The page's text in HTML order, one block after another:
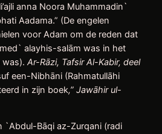
anna Noora Muhammadin`
Aadama.” (De engelen
voor Adam om de reden dat
alayhis-salām was in het
Ar-Rāzi, Tafsir Al-Kabir, deel
een-Nibhāni (Rahmatullāhi
in zijn boek,” Jawāhir ul-
`Abdul-Bāqi az-Zurqani (radi